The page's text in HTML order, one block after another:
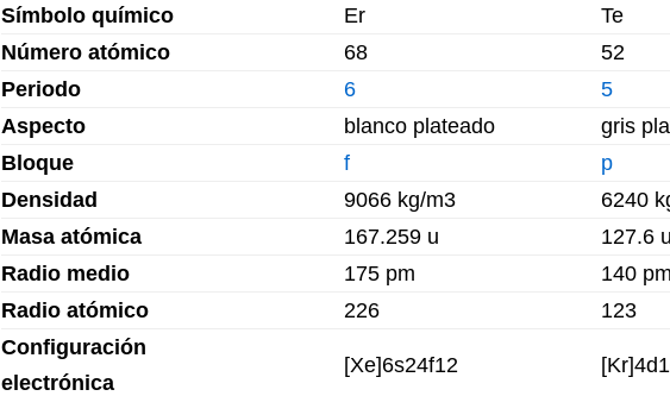
Símbolo químico
Er
Te
Número atómico
68
52
Periodo
6
5
Aspecto
blanco plateado
gris
Bloque
f
p
Densidad
9066 kg/m3
6240
Masa atómica
167.259 u
127.6 u
Radio medio
175 pm
140 pm
Radio atómico
226
123
Configuración
electrónica
[Xe]6s24f12